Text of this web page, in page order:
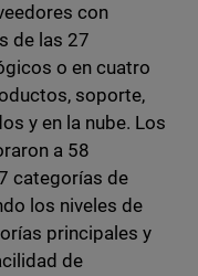
con
de las 27
o en cuatro
soporte,
y en la nube. Los
a 58
categorías de
los niveles de
principales y
de